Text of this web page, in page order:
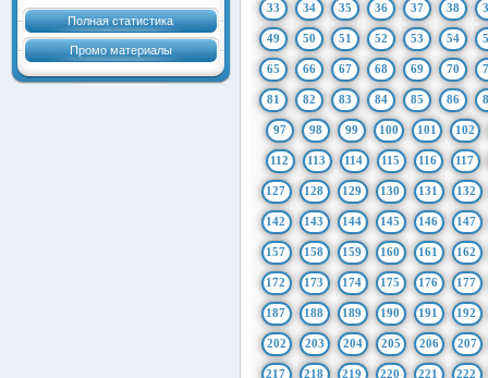
Полная статистика
Промо материалы
33 34 35 36 37 38
49 50 51 52 53 54
65 66 67 68 69 70
81 82 83 84 85 86
97 98 99 100 101 102
112 113 114 115 116 117
127 128 129 130 131 132
142 143 144 145 146 147
157 158 159 160 161 162
172 173 174 175 176 177
187 188 189 190 191 192
202 203 204 205 206 207
217 218 219 220 221 222